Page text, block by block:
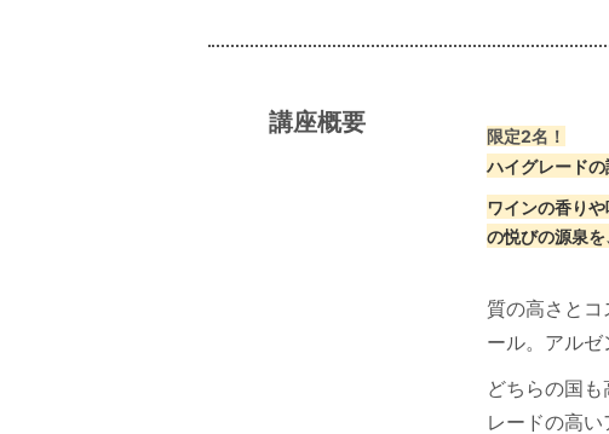
講座概要 限定2名！
ハイグレード
ワインの香り
の悦びの源泉
質の高さと
ール。アルゼ
どちらの国
レードの高